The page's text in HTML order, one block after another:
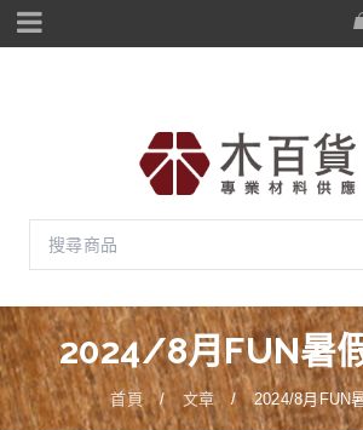
2024/8月FUN暑
首頁 / 文章 / 2024/8月FUN